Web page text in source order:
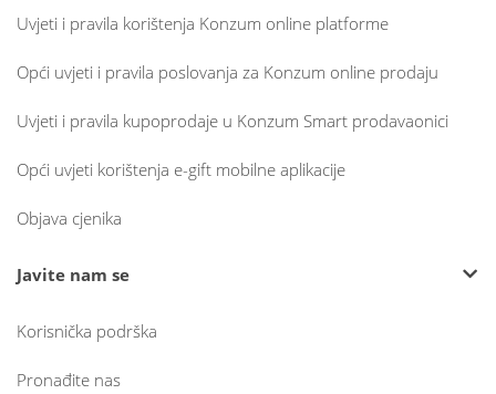
Uvjeti i pravila korištenja Konzum online platforme
Opći uvjeti i pravila poslovanja za Konzum online prodaju
Uvjeti i pravila kupoprodaje u Konzum Smart prodavaonici
Opći uvjeti korištenja e-gift mobilne aplikacije
Objava cjenika
Javite nam se
Korisnička podrška
Pronađite nas